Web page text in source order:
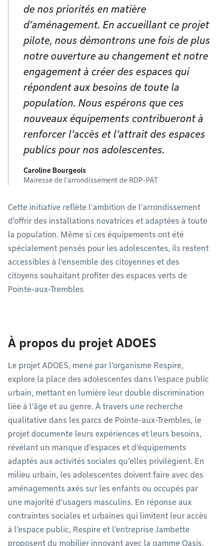
de nos priorités en matière
d’aménagement. En accueillant ce projet
pilote, nous démontrons une fois de plus
notre ouverture au changement et notre
engagement à créer des espaces qui
répondent aux besoins de toute la
population. Nous espérons que ces
nouveaux équipements contribueront à
renforcer l’accès et l’attrait des espaces
publics pour nos adolescentes.
Caroline Bourgeois
Mairesse de l'arrondissement de RDP-PAT
Cette initiative reflète l’ambition de l’arrondissement
d’offrir des installations novatrices et adaptées à toute
la population. Même si ces équipements ont été
spécialement pensés pour les adolescentes, ils restent
accessibles à l’ensemble des citoyennes et des
citoyens souhaitant profiter des espaces verts de
Pointe-aux-Trembles
À propos du projet ADOES
Le projet ADOES, mené par l’organisme Respire,
explore la place des adolescentes dans l’espace public
urbain, mettant en lumière leur double discrimination
liée à l’âge et au genre. À travers une recherche
qualitative dans les parcs de Pointe-aux-Trembles, le
projet documente leurs expériences et leurs besoins,
révélant un manque d’espaces et d’équipements
adaptés aux activités sociales qu’elles privilégient. En
milieu urbain, les adolescentes doivent faire avec des
aménagements axés sur les enfants ou occupés par
une majorité d’usagers masculins. En réponse aux
contraintes sociales et urbaines qui limitent leur accès
à l’espace public, Respire et l’entreprise Jambette
proposent du mobilier innovant avec la gamme Oasis,